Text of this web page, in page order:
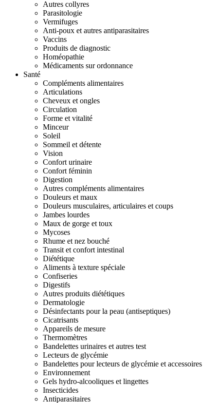
Autres collyres
Parasitologie
Vermifuges
Anti-poux et autres antiparasitaires
Vaccins
Produits de diagnostic
Homéopathie
Médicaments sur ordonnance
Santé
Compléments alimentaires
Articulations
Cheveux et ongles
Circulation
Forme et vitalité
Minceur
Soleil
Sommeil et détente
Vision
Confort urinaire
Confort féminin
Digestion
Autres compléments alimentaires
Douleurs et maux
Douleurs musculaires, articulaires et coups
Jambes lourdes
Maux de gorge et toux
Mycoses
Rhume et nez bouché
Transit et confort intestinal
Diététique
Aliments à texture spéciale
Confiseries
Digestifs
Autres produits diététiques
Dermatologie
Désinfectants pour la peau (antiseptiques)
Cicatrisants
Appareils de mesure
Thermomètres
Bandelettes urinaires et autres test
Lecteurs de glycémie
Bandelettes pour lecteurs de glycémie et accessoires
Environnement
Gels hydro-alcooliques et lingettes
Insecticides
Antiparasitaires